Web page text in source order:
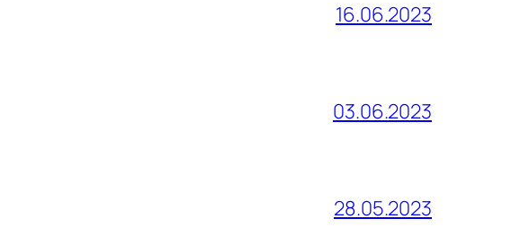
16.06.2023
03.06.2023
28.05.2023